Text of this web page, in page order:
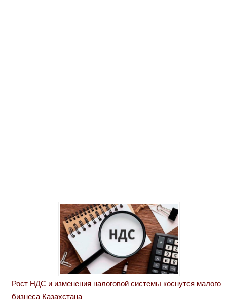
Рост НДС и изменения налоговой системы коснутся малого
бизнеса Казахстана